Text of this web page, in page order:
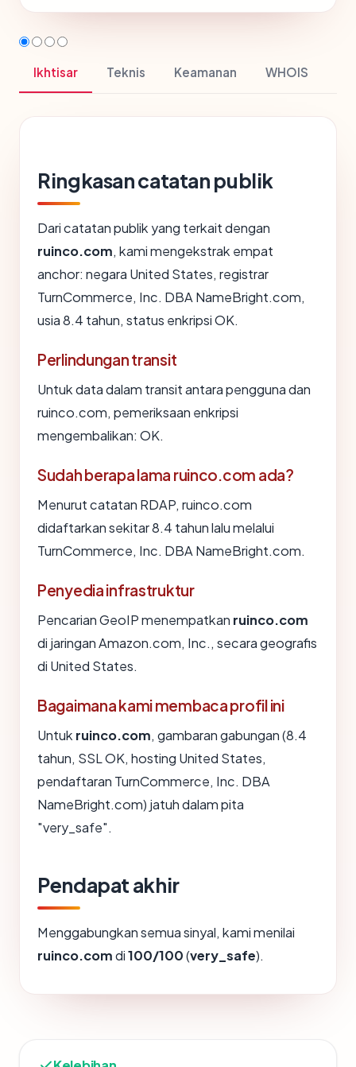
Ikhtisar Teknis Keamanan WHOIS
Ringkasan catatan publik
Dari catatan publik yang terkait dengan
ruinco.com, kami mengekstrak empat
anchor: negara United States, registrar
TurnCommerce, Inc. DBA NameBright.com,
usia 8.4 tahun, status enkripsi OK.
Perlindungan transit
Untuk data dalam transit antara pengguna dan
ruinco.com, pemeriksaan enkripsi
mengembalikan: OK.
Sudah berapa lama ruinco.com ada?
Menurut catatan RDAP, ruinco.com
didaftarkan sekitar 8.4 tahun lalu melalui
TurnCommerce, Inc. DBA NameBright.com.
Penyedia infrastruktur
Pencarian GeoIP menempatkan ruinco.com
di jaringan Amazon.com, Inc., secara geografis
di United States.
Bagaimana kami membaca profil ini
Untuk ruinco.com, gambaran gabungan (8.4
tahun, SSL OK, hosting United States,
pendaftaran TurnCommerce, Inc. DBA
NameBright.com) jatuh dalam pita
"very_safe".
Pendapat akhir
Menggabungkan semua sinyal, kami menilai
ruinco.comdi100/100(very_safe).